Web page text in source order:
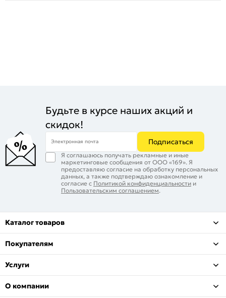
Будьте в курсе наших акций и
скидок!
Электронная почта Подписаться
Я соглашаюсь получать рекламные и иные
маркетинговые сообщения от ООО «169». Я
предоставляю согласие на обработку персональных
данных, а также подтверждаю ознакомление и
согласие с Политикой конфиденциальности и
Пользовательским соглашением.
Каталог товаров
Покупателям
Услуги
О компании